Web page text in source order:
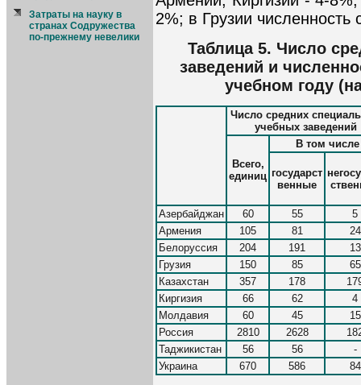
Затраты на науку в
странах Содружества
по-прежнему невелики
2%; в Грузии численность
Таблица 5. Число
заведений и
учебном году
Число средних
учебных заведений
Всего,
единиц
В том числе
государст
венные
Азербайджан 60 55
5
Армения
105 81
24
Белоруссия
204 191
13
Грузия
150 85
65
Казахстан
357 178
Киргизия
66 62
4
Молдавия
60 45
15
Россия
2810 2628
Таджикистан
56 56
-
Украина
670 586 84